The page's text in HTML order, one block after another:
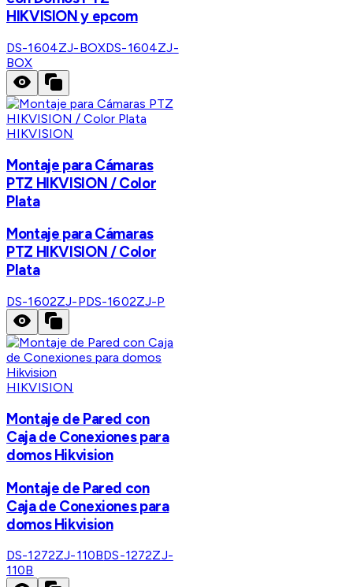
HIKVISION y epcom
DS-1604ZJ-BOXDS-1604ZJ-
BOX
HIKVISION
Montaje para Cámaras
PTZ HIKVISION / Color
Plata
Montaje para Cámaras
PTZ HIKVISION / Color
Plata
DS-1602ZJ-PDS-1602ZJ-P
HIKVISION
Montaje de Pared con
Caja de Conexiones para
domos Hikvision
Montaje de Pared con
Caja de Conexiones para
domos Hikvision
DS-1272ZJ-110BDS-1272ZJ-
110B